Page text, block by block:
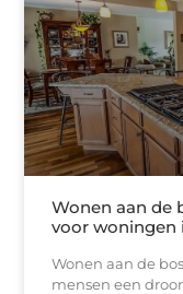
Wonen aan de
voor woningen
Wonen aan de
mensen een